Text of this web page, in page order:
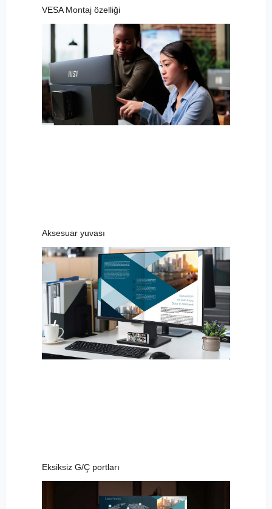
VESA Montaj özelliği
Aksesuar yuvası
Eksiksiz G/Ç portları